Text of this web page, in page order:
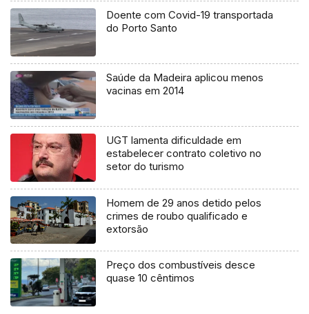
Doente com Covid-19 transportada
do Porto Santo
Saúde da Madeira aplicou menos
vacinas em 2014
UGT lamenta dificuldade em
estabelecer contrato coletivo no
setor do turismo
Homem de 29 anos detido pelos
crimes de roubo qualificado e
extorsão
Preço dos combustíveis desce
quase 10 cêntimos